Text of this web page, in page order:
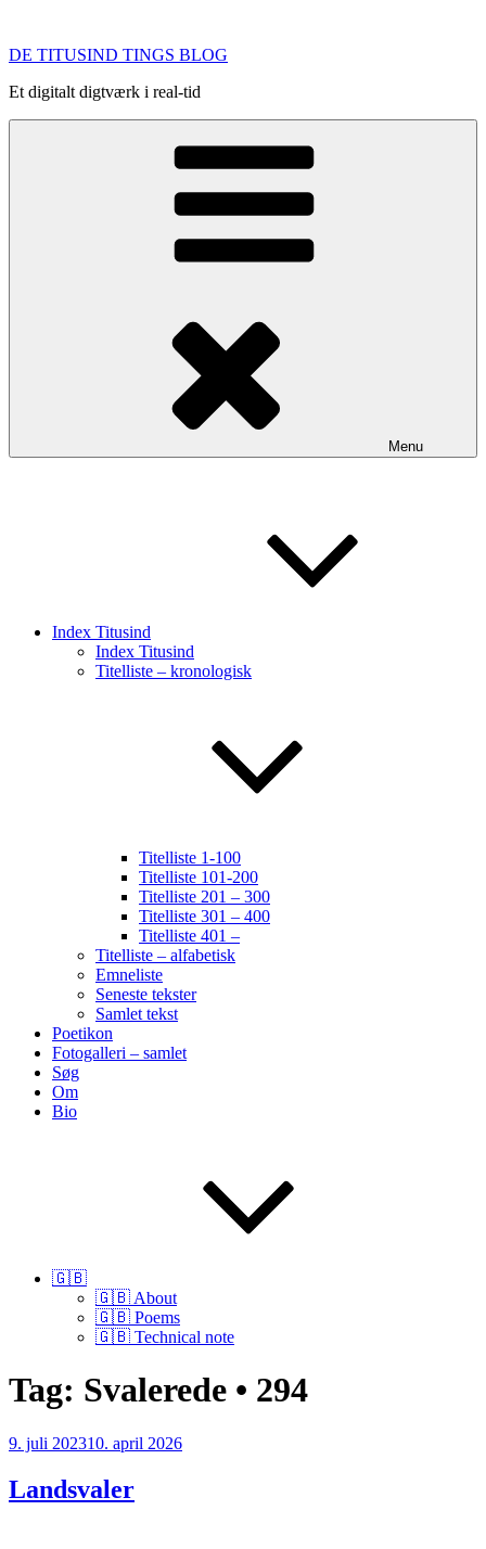
indhold
DE TITUSIND TINGS BLOG
Et digitalt digtværk i real-tid
Menu
Index Titusind
Index Titusind
Titelliste – kronologisk
Titelliste 1-100
Titelliste 101-200
Titelliste 201 – 300
Titelliste 301 – 400
Titelliste 401 –
Titelliste – alfabetisk
Emneliste
Seneste tekster
Samlet tekst
Poetikon
Fotogalleri – samlet
Søg
Om
Bio
🇬🇧
🇬🇧 About
🇬🇧 Poems
🇬🇧 Technical note
Tag: Svalerede • 294
Udgivet
9. juli 202310. april 2026
Landsvaler